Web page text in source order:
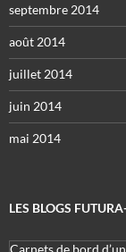
septembre 2014
août 2014
juillet 2014
juin 2014
mai 2014
LES BLOGS
Carnets de bord